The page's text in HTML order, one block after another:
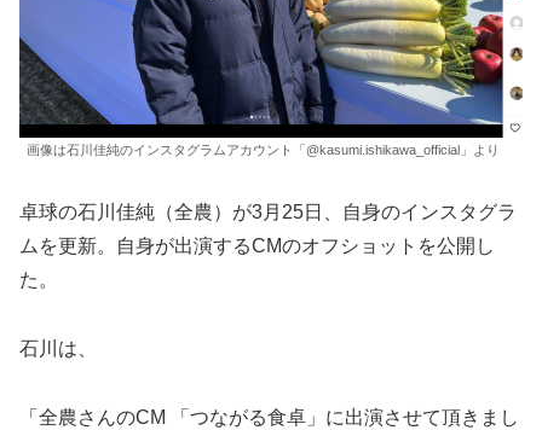
画像は石川佳純のインスタグラムアカウント「@kasumi.ishikawa_official」より
卓球の石川佳純（全農）が3月25日、自身のインスタグラ
ムを更新。自身が出演するCMのオフショットを公開し
た。
石川は、
「全農さんのCM 「つながる食卓」に出演させて頂きまし